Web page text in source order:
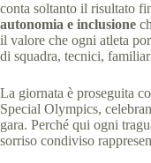
conta soltanto il risultato
autonomia e inclusione
il valore che ogni atleta
di squadra, tecnici,
La giornata è proseguita
Special Olympics,
gara. Perché qui ogni
sorriso condiviso